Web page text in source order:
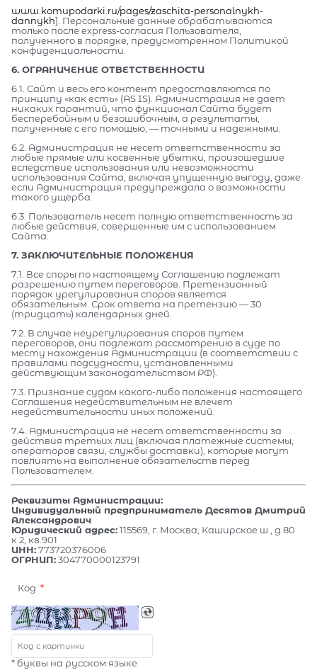
www.komupodarki.ru/pages/zaschita-personalnykh-
dannykh]. Персональные данные обрабатываются
только после express-согласия Пользователя,
полученного в порядке, предусмотренном Политикой
конфиденциальности.
6. ОГРАНИЧЕНИЕ ОТВЕТСТВЕННОСТИ
6.1. Сайт и весь его контент предоставляются по
принципу «как есть» (AS IS). Администрация не дает
никаких гарантий, что функционал Сайта будет
бесперебойным и безошибочным, а результаты,
полученные с его помощью, — точными и надежными.
6.2. Администрация не несет ответственности за
любые прямые или косвенные убытки, произошедшие
вследствие использования или невозможности
использования Сайта, включая упущенную выгоду, даже
если Администрация предупреждала о возможности
такого ущерба.
6.3. Пользователь несет полную ответственность за
любые действия, совершенные им с использованием
Сайта.
7. ЗАКЛЮЧИТЕЛЬНЫЕ ПОЛОЖЕНИЯ
7.1. Все споры по настоящему Соглашению подлежат
разрешению путем переговоров. Претензионный
порядок урегулирования споров является
обязательным. Срок ответа на претензию — 30
(тридцать) календарных дней.
7.2. В случае неурегулирования споров путем
переговоров, они подлежат рассмотрению в суде по
месту нахождения Администрации (в соответствии с
правилами подсудности, установленными
действующим законодательством РФ).
7.3. Признание судом какого-либо положения настоящего
Соглашения недействительным не влечет
недействительности иных положений.
7.4. Администрация не несет ответственности за
действия третьих лиц (включая платежные системы,
операторов связи, службы доставки), которые могут
повлиять на выполнение обязательств перед
Пользователем.
Реквизиты Администрации:
Индивидуальный предприниматель Десятов Дмитрий
Александрович
Юридический адрес:115569, г. Москва, Каширское ш., д.80
к.2, кв.901
ИНН:773720376006
ОГРНИП:304770000123791
Код
* буквы на русском языке